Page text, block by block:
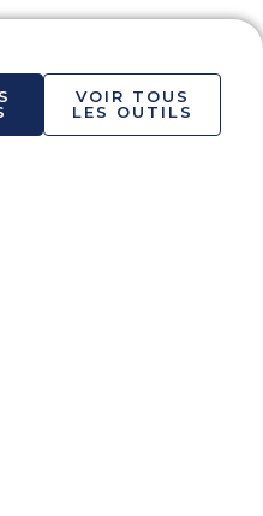
VOIR TOUS
LES OUTILS